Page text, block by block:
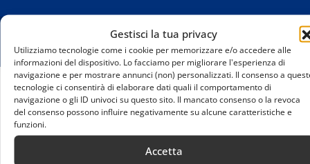
Gestisci la tua privacy
Utilizziamo tecnologie come i cookie per memorizzare e/o accedere alle
informazioni del dispositivo. Lo facciamo per migliorare l'esperienza di
navigazione e per mostrare annunci (non) personalizzati. Il consenso a
tecnologie ci consentirà di elaborare dati quali il comportamento di
navigazione o gli ID univoci su questo sito. Il mancato consenso o la revoca
del consenso possono influire negativamente su alcune caratteristiche e
funzioni.
Accetta
Home
AsConAuto: il 2024 consacra un anno di successi e
innovazione